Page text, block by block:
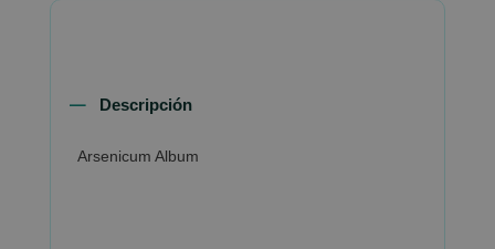
Descripción
Arsenicum Album